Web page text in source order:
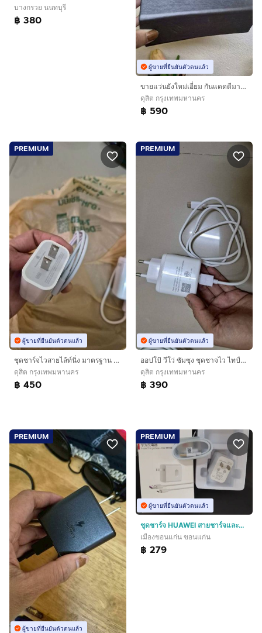
บางกรวย นนทบุรี
฿ 380
ผู้ขายที่ยืนยันตัวตนแล้ว
ขายแว่นยังใหม่เอี่ยม กันแดดดีมาก300% สวย
ดุสิต กรุงเทพมหานคร
฿ 590
PREMIUM
ผู้ขายที่ยืนยันตัวตนแล้ว
ชุดชาร์จไวสายไล้ท์นิ่ง มาตรฐาน ใช้ได้กับมือถือทุกยี่ห้อ ลดจาก990
ดุสิต กรุงเทพมหานคร
฿ 450
PREMIUM
ผู้ขายที่ยืนยันตัวตนแล้ว
ออปโป้ วีโว่ ซัมซุง ชุดชาจไว ไทป์C ได้กับแอนอรอยทุกยี่ห้อ มาตรฐาน ลดจาก790
ดุสิต กรุงเทพมหานคร
฿ 390
PREMIUM
ผู้ขายที่ยืนยันตัวตนแล้ว
PREMIUM
ผู้ขายที่ยืนยันตัวตนแล้ว
ชุดชาร์จ HUAWEI สายชาร์จและหัวชาร์จ40w 5atype c super charger
เมืองขอนแก่น ขอนแก่น
฿ 279